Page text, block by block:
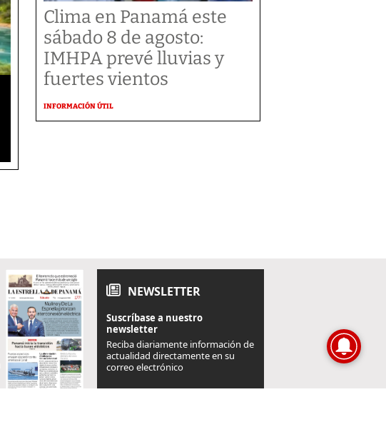
Clima en Panamá este
sábado 8 de agosto:
IMHPA prevé lluvias y
fuertes vientos
INFORMACIÓN ÚTIL
NEWSLETTER
Suscríbase a nuestro
newsletter
Reciba diariamente información de
actualidad directamente en su
correo electrónico